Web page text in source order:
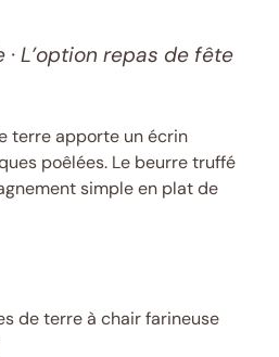
L’option repas de fête
terre apporte un écrin
poêlées. Le beurre truffé
simple en plat de
de terre à chair farineuse